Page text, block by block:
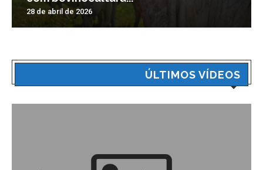
28 de abril de 2026
ÚLTIMOS VÍDEOS